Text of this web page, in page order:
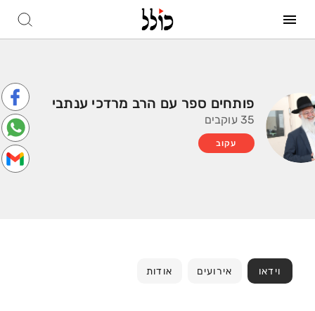
פותחים ספר עם הרב מרדכי ענתבי
35 עוקבים
עקוב
וידאו אירועים אודות